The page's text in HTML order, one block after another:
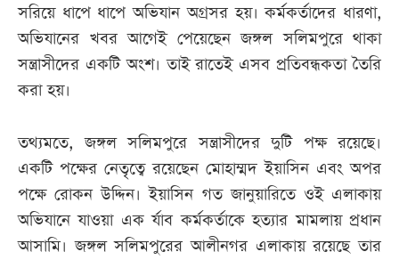
সরিয়ে ধাপে ধাপে অভিযান অগ্রসর হয়। কর্মকর্তাদের ধারণা,
অভিযানের খবর আগেই পেয়েছেন জঙ্গল সলিমপুরে থাকা
সন্ত্রাসীদের একটি অংশ। তাই রাতেই এসব প্রতিবন্ধকতা তৈরি
করা হয়।
তথ্যমতে, জঙ্গল সলিমপুরে সন্ত্রাসীদের দুটি পক্ষ রয়েছে।
একটি পক্ষের নেতৃত্বে রয়েছেন মোহাম্মদ ইয়াসিন এবং অপর
পক্ষে রোকন উদ্দিন। ইয়াসিন গত জানুয়ারিতে ওই এলাকায়
অভিযানে যাওয়া এক র্যাব কর্মকর্তাকে হত্যার মামলায় প্রধান
আসামি। জঙ্গল সলিমপুরের আলীনগর এলাকায় রয়েছে তার